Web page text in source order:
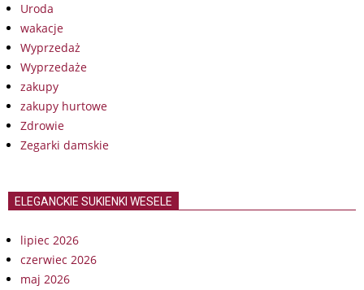
Uroda
wakacje
Wyprzedaż
Wyprzedaże
zakupy
zakupy hurtowe
Zdrowie
Zegarki damskie
ELEGANCKIE SUKIENKI WESELE
lipiec 2026
czerwiec 2026
maj 2026